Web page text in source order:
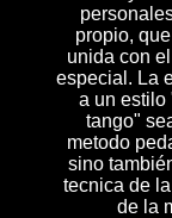
propio,
unida con
especial. La
a un estilo
tango"
metodo
sino
tecnica de
de la